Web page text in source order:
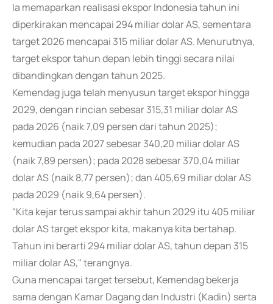
Ia memaparkan realisasi ekspor Indonesia tahun ini
diperkirakan mencapai 294 miliar dolar AS, sementara
target 2026 mencapai 315 miliar dolar AS. Menurutnya,
target ekspor tahun depan lebih tinggi secara nilai
dibandingkan dengan tahun 2025.
Kemendag juga telah menyusun target ekspor hingga
2029, dengan rincian sebesar 315,31 miliar dolar AS
pada 2026 (naik 7,09 persen dari tahun 2025);
kemudian pada 2027 sebesar 340,20 miliar dolar AS
(naik 7,89 persen); pada 2028 sebesar 370,04 miliar
dolar AS (naik 8,77 persen); dan 405,69 miliar dolar AS
pada 2029 (naik 9,64 persen).
"Kita kejar terus sampai akhir tahun 2029 itu 405 miliar
dolar AS target ekspor kita, makanya kita bertahap.
Tahun ini berarti 294 miliar dolar AS, tahun depan 315
miliar dolar AS," terangnya.
Guna mencapai target tersebut, Kemendag bekerja
sama dengan Kamar Dagang dan Industri (Kadin) serta